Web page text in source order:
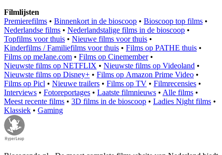
Filmlijsten
Premierefilms • Binnenkort in de bioscoop • Bioscoop top films •
Nederlandse films • Nederlandstalige films in de bioscoop •
Topfilms voor thuis • Nieuwe films voor thuis •
Kinderfilms / Familiefilms voor thuis • Films op PATHE thuis •
Films op meJane.com • Films op Cinemember•
Nieuwste films op NETFLIX • Nieuwste films op Videoland •
Nieuwste films op Disney+ • Films op Amazon Prime Video •
Films op Picl • Nieuwe trailers • Films op TV • Filmrecensies •
Interviews • Fotoreportages • Laatste filmnieuws • Alle films •
Meest recente films • 3D films in de bioscoop • Ladies Night films •
Klassiek • Gaming